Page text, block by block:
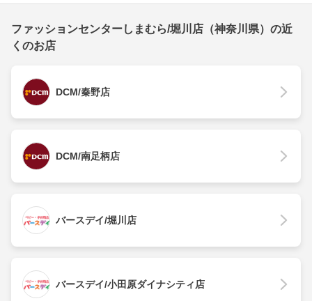
ファッションセンターしまむら/堀川店（神奈川県）の近
くのお店
DCM/秦野店
DCM/南足柄店
バースデイ/堀川店
バースデイ/小田原ダイナシティ店